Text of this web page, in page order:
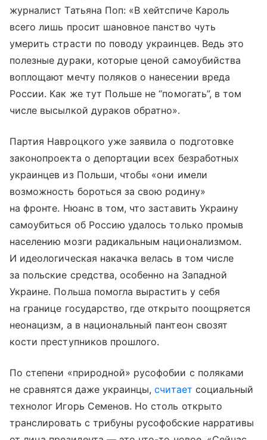
журналист Татьяна Поп: «В хейтспиче Кароль
всего лишь просит шановное панство чуть
умерить страсти по поводу украинцев. Ведь это
полезные дураки, которые ценой самоубийства
воплощают мечту поляков о нанесении вреда
России. Как же тут Польше не “помогать”, в том
числе высылкой дураков обратно».
Партия Навроцкого уже заявила о подготовке
законопроекта о депортации всех безработных
украинцев из Польши, чтобы «они имели
возможность бороться за свою родину»
на фронте. Нюанс в том, что заставить Украину
самоубиться об Россию удалось только промыв
населению мозги радикальным национализмом.
И идеологическая накачка велась в том числе
за польские средства, особенно на Западной
Украине. Польша помогла вырастить у себя
на границе государство, где открыто поощряется
неонацизм, а в национальный пантеон свозят
кости преступников прошлого.
По степени «природной» русофобии с поляками
не сравнятся даже украинцы,считает социальный
технолог Игорь Семенов. Но столь открыто
транслировать с трибуны русофобские нарративы